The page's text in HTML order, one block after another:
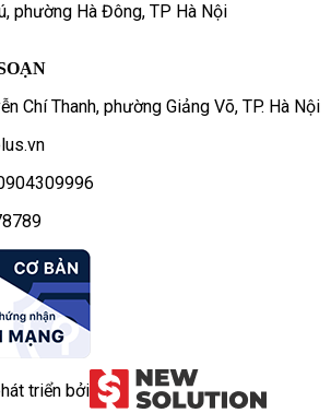
phường Hà Đông, TP Hà Nội
Chí Thanh, phường Giảng Võ, TP. Hà Nội
triển bởi